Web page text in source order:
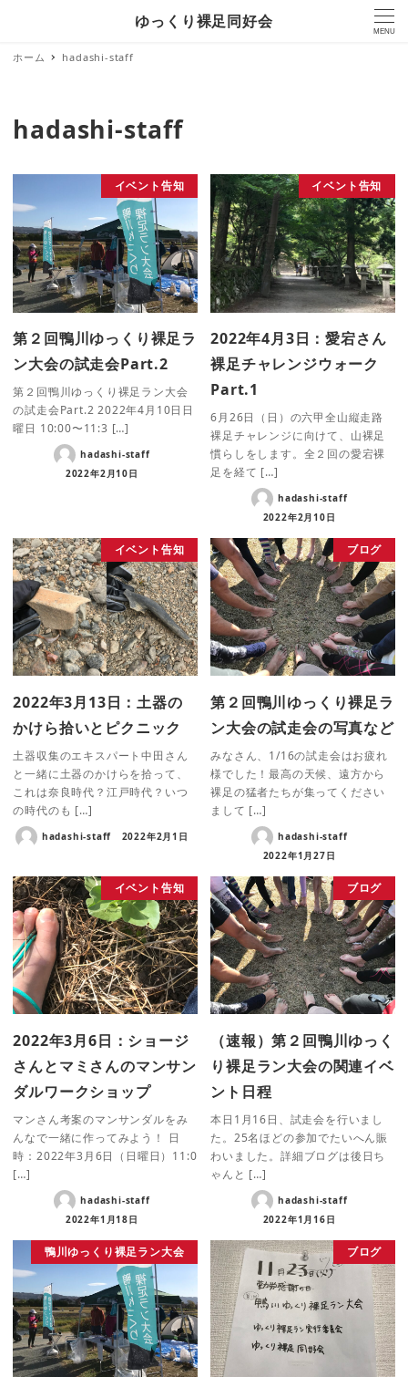
ゆっくり裸足同好会
MENU
ホーム hadashi-staff
hadashi-staff
イベント告知
第２回鴨川ゆっくり裸足ラ
ン大会の試走会Part.2
第２回鴨川ゆっくり裸足ラン大会
の試走会Part.2 2022年4月10日日
曜日 10:00〜11:3 […]
hadashi-staff
2022年2月10日
イベント告知
2022年4月3日：愛宕さん
裸足チャレンジウォーク
Part.1
6月26日（日）の六甲全山縦走路
裸足チャレンジに向けて、山裸足
慣らしをします。全２回の愛宕裸
足を経て […]
hadashi-staff
2022年2月10日
イベント告知
2022年3月13日：土器の
かけら拾いとピクニック
土器収集のエキスパート中田さん
と一緒に土器のかけらを拾って、
これは奈良時代？江戸時代？いつ
の時代のも […]
hadashi-staff 2022年2月1日
ブログ
第２回鴨川ゆっくり裸足ラ
ン大会の試走会の写真など
みなさん、1/16の試走会はお疲れ
様でした！最高の天候、遠方から
裸足の猛者たちが集ってください
まして […]
hadashi-staff
2022年1月27日
イベント告知
2022年3月6日：ショージ
さんとマミさんのマンサン
ダルワークショップ
マンさん考案のマンサンダルをみ
んなで一緒に作ってみよう！ 日
時：2022年3月6日（日曜日）11:0
[…]
hadashi-staff
2022年1月18日
ブログ
（速報）第２回鴨川ゆっく
り裸足ラン大会の関連イベ
ント日程
本日1月16日、試走会を行いまし
た。25名ほどの参加でたいへん賑
わいました。詳細ブログは後日ち
ゃんと […]
hadashi-staff
2022年1月16日
鴨川ゆっくり裸足ラン大会 ブログ